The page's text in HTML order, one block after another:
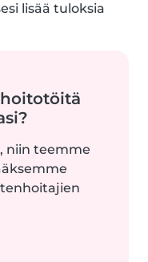
lisää tuloksia
niin teemme